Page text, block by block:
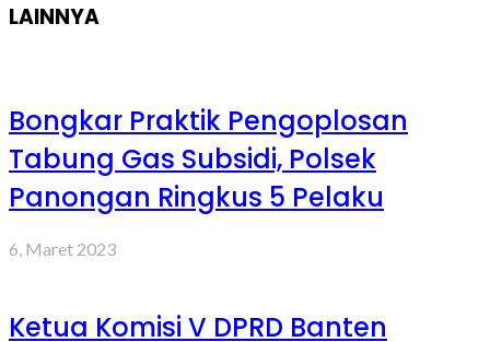
LAINNYA
Bongkar Praktik Pengoplosan
Tabung Gas Subsidi, Polsek
Panongan Ringkus 5 Pelaku
6, Maret 2023
Ketua Komisi V DPRD Banten